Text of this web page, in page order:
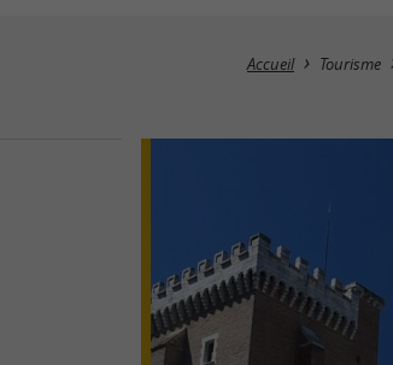
Accueil Tourisme